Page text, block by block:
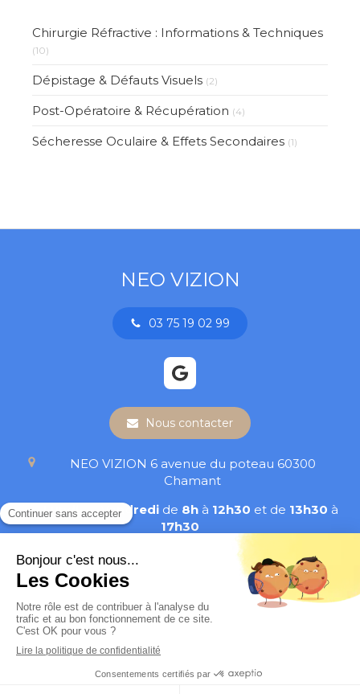
Chirurgie Réfractive : Informations & Techniques
(10)
Dépistage & Défauts Visuels (2)
Post-Opératoire & Récupération (4)
Sécheresse Oculaire & Effets Secondaires (1)
NEO VIZION
Nous contacter
03 75 19 02 99
NEO VIZION 6 avenue du poteau 60300
Chamant
DuLundi auVendredi de 8h à 12h30 et de 13h30 à
17h30
©2023 NEO VIZION - Chirurgie réfractive
Création et référencement du site par Simplébo